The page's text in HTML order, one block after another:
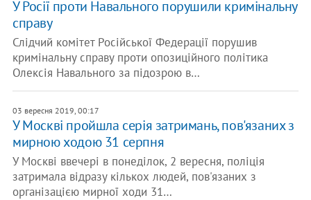
У Росії проти Навального порушили кримінальну
справу
Слідчий комітет Російської Федерації порушив
кримінальну справу проти опозиційного політика
Олексія Навального за підозрою в…
03 вересня 2019, 00:17
У Москві пройшла серія затримань, пов'язаних з
мирною ходою 31 серпня
У Москві ввечері в понеділок, 2 вересня, поліція
затримала відразу кількох людей, пов'язаних з
організацією мирної ходи 31…